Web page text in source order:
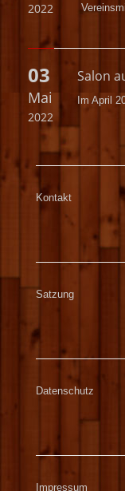
2022
03
Mai
2022
Salon
Im April
Kontakt
Satzung
Datenschutz
Impressum